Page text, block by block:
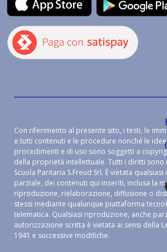
Con riferimento al presente sito, i testi, le
e tutti contenuti e le procedure nonché le
procedimenti e di uso sono soggetti a
della proprietà intellettuale. Tutti i diritti sono
Scuola Paritaria S.Freud Srl. È vietata
parziale, dei contenuti qui inseriti, inclusa la
riproduzione, rielaborazione, diffusione o
stessi mediante qualunque piattaforma
telematica. Qualsiasi riproduzione, anche
autorizzazione scritta è vietata ai sensi della
1941 e successive modifiche.